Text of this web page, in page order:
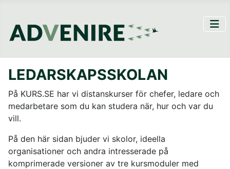
LEDARSKAPSSKOLAN
På KURS.SE har vi distanskurser för chefer, ledare och
medarbetare som du kan studera när, hur och var du
vill.
På den här sidan bjuder vi skolor, ideella
organisationer och andra intresserade på
komprimerade versioner av tre kursmoduler med